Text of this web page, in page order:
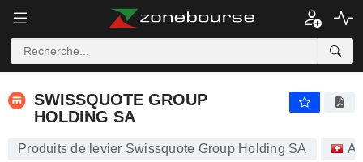
SWISSQUOTE GROUP
HOLDING SA
Produits de levier Swissquote Group Holding SA